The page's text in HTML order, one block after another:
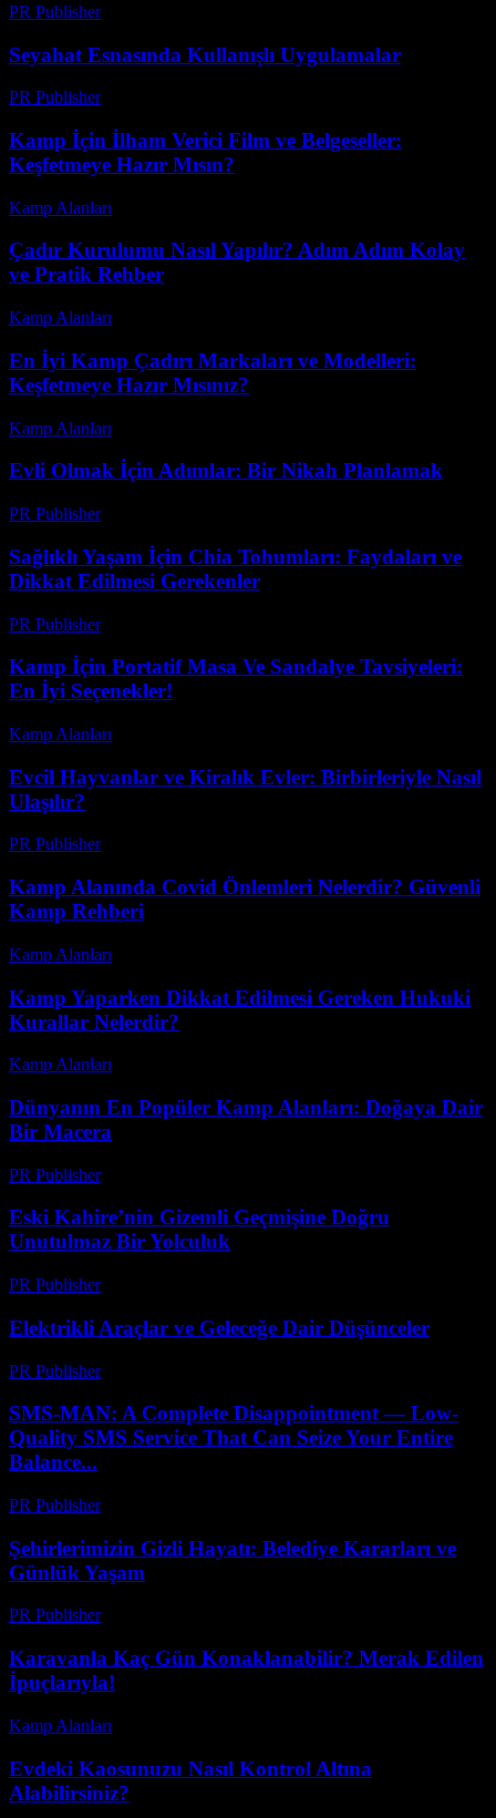
PR Publisher-
Seyahat Esnasında Kullanışlı Uygulamalar
PR Publisher-
Kamp İçin İlham Verici Film ve Belgeseller:
Keşfetmeye Hazır Mısın?
Kamp Alanları
Çadır Kurulumu Nasıl Yapılır? Adım Adım Kolay
ve Pratik Rehber
Kamp Alanları
En İyi Kamp Çadırı Markaları ve Modelleri:
Keşfetmeye Hazır Mısınız?
Kamp Alanları
Evli Olmak İçin Adımlar: Bir Nikah Planlamak
PR Publisher-
Sağlıklı Yaşam İçin Chia Tohumları: Faydaları ve
Dikkat Edilmesi Gerekenler
PR Publisher-
Kamp İçin Portatif Masa Ve Sandalye Tavsiyeleri:
En İyi Seçenekler!
Kamp Alanları
Evcil Hayvanlar ve Kiralık Evler: Birbirleriyle Nasıl
Ulaşılır?
PR Publisher-
Kamp Alanında Covid Önlemleri Nelerdir? Güvenli
Kamp Rehberi
Kamp Alanları
Kamp Yaparken Dikkat Edilmesi Gereken Hukuki
Kurallar Nelerdir?
Kamp Alanları
Dünyanın En Popüler Kamp Alanları: Doğaya Dair
Bir Macera
PR Publisher-
Eski Kahire’nin Gizemli Geçmişine Doğru
Unutulmaz Bir Yolculuk
PR Publisher-
Elektrikli Araçlar ve Geleceğe Dair Düşünceler
PR Publisher-
SMS-MAN: A Complete Disappointment — Low-
Quality SMS Service That Can Seize Your Entire
Balance...
PR Publisher-
Şehirlerimizin Gizli Hayatı: Belediye Kararları ve
Günlük Yaşam
PR Publisher-
Karavanla Kaç Gün Konaklanabilir? Merak Edilen
İpuçlarıyla!
Kamp Alanları
Evdeki Kaosunuzu Nasıl Kontrol Altına
Alabilirsiniz?